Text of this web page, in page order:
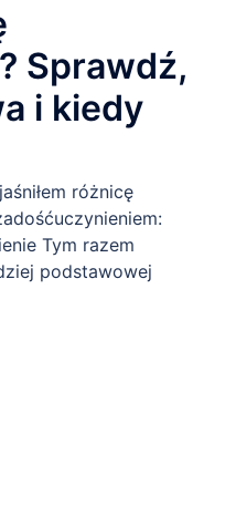
Sprawdź,
i kiedy
różnicę
Tym razem
podstawowej